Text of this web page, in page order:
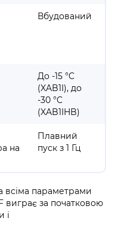
Вбудований
До -15 °C
(XAB1I), до
-30 °C
(XAB1IHB)
на
Плавний
пуск з 1 Гц
всіма параметрами
виграє за початковою
і